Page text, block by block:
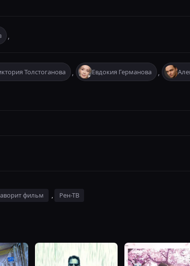
,
Толстоганова , Евдокия Германова ,
фильм , Рен-ТВ